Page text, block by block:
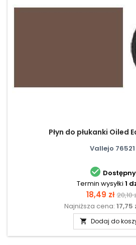
Płyn do płukanki Oiled
Vallejo 76521
 Dostępny
Termin wysyłki 1
Cena
18,49 zł Cena
20,10
Najniższa cena: 17,75
 Dodaj do